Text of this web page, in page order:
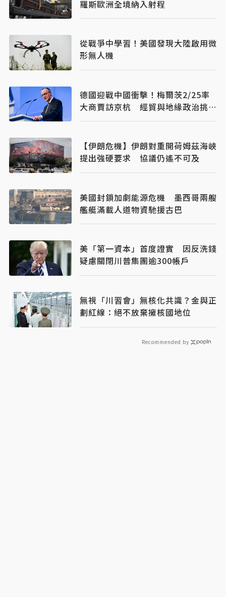
羅斯歐洲全境納入射程
從戰爭中學習！美國發現大陸啟用微
形無人機
德國迎戰中國衝擊！梅爾茨2/25率
大商賈訪京杭 經貿與地緣政治挑戰
並行
【伊朗危機】伊朗對重開荷姆茲海峽
提出強硬要求 協議仍遙不可及
美國封鎖加劇能源危機 墨西哥兩艘
艦艇滿載人道物資馳援古巴
美「第一資本」首度證實 因反洗錢
疑慮關閉川普集團逾300帳戶
無視「川習會」無核化共識？金與正
劃紅線：絕不放棄擁核國地位
Recommended by